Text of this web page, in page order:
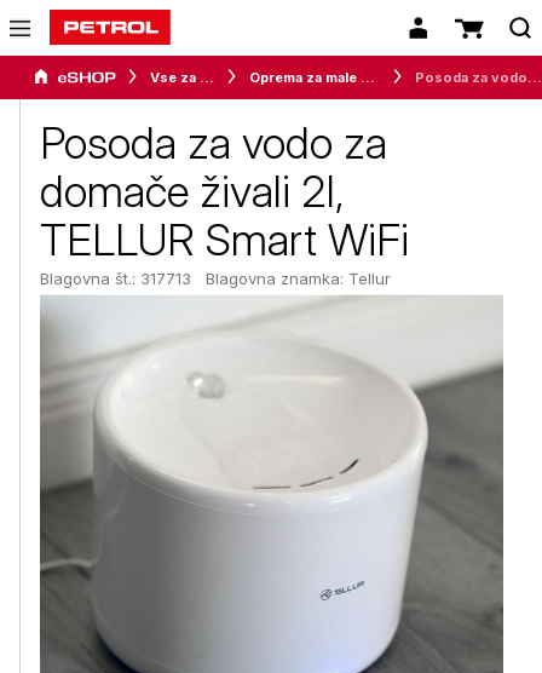
Vse za dom Oprema za male živali
Posoda za vodo za
domače živali 2l,
TELLUR Smart WiFi
Blagovna št.: 317713 Blagovna znamka: Tellur